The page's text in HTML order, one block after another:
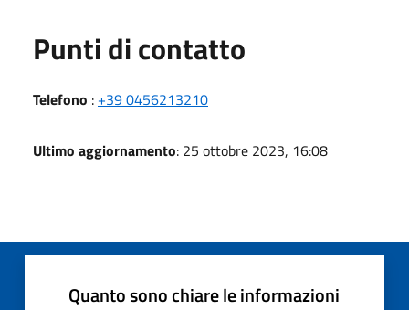
Punti di contatto
Telefono : +39 0456213210
Ultimo aggiornamento: 25 ottobre 2023, 16:08
Quanto sono chiare le informazioni